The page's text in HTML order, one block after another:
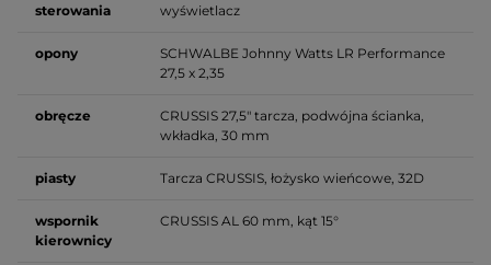
sterowania wyświetlacz
opony
SCHWALBE Johnny Watts LR Performance
27,5 x 2,35
obręcze
CRUSSIS 27,5" tarcza, podwójna ścianka,
wkładka, 30 mm
piasty Tarcza CRUSSIS, łożysko wieńcowe, 32D
wspornik
kierownicy
CRUSSIS AL 60 mm, kąt 15°